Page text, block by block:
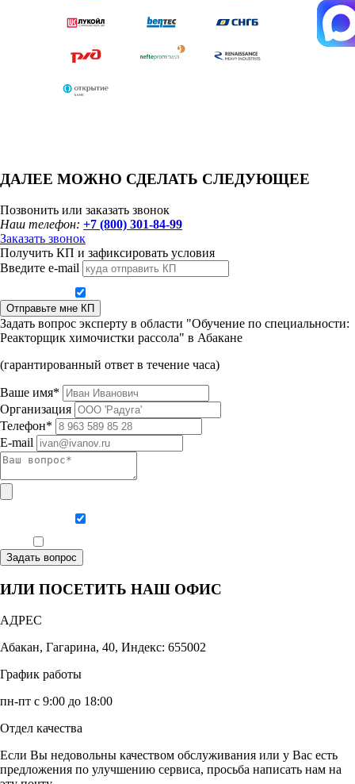
ДАЛЕЕ МОЖНО СДЕЛАТЬ СЛЕДУЮЩЕЕ
Позвонить или заказать звонок
Наш телефон: +7 (800) 301-84-99
Заказать звонок
Получить КП и зафиксировать условия
Введите e-mail
Отправьте мне КП
Задать вопрос эксперту в области "Обучение по специальности:
Реакторщик химочистки рассола" в Абакане
(гарантированный ответ в течение часа)
Ваше имя*
Организация
Телефон*
E-mail
Задать вопрос
ИЛИ ПОСЕТИТЬ НАШ ОФИС
АДРЕС
Абакан, Гагарина, 40, Индекс: 655002
График работы
пн-пт с 9:00 до 18:00
Отдел качества
Если Вы недовольны качеством обслуживания или у Вас есть
предложения по улучшению сервиса, просьба написать нам на